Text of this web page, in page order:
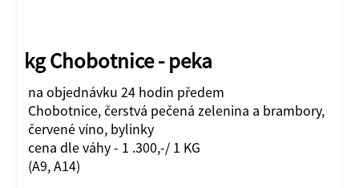
kg Chobotnice - peka
na objednávku 24 hodin předem
Chobotnice, čerstvá pečená zelenina a brambory,
červené víno, bylinky
cena dle váhy - 1 .300,-/ 1 KG
(A9, A14)